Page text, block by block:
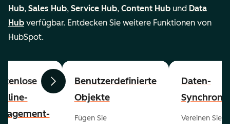
Hub, Sales Hub, Service Hub, Content Hub und Data
Hub verfügbar. Entdecken Sie weitere Funktionen von
HubSpot.
ZurückWeiterBenutzerdefinierte
Objekte
Fügen Sie
Daten-
Vereinen Sie